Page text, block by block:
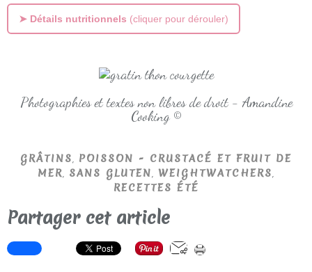
➤ Détails nutritionnels (cliquer pour dérouler)
Photographies et textes non libres de droit - Amandine
Cooking ©
GRÂTINS, POISSON - CRUSTACÉ ET FRUIT DE
MER, SANS GLUTEN, WEIGHTWATCHERS,
RECETTES ÉTÉ
Partager cet article